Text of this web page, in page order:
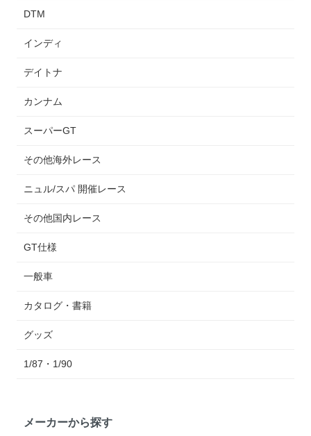
DTM
インディ
デイトナ
カンナム
スーパーGT
その他海外レース
ニュル/スパ 開催レース
その他国内レース
GT仕様
一般車
カタログ・書籍
グッズ
1/87・1/90
メーカーから探す